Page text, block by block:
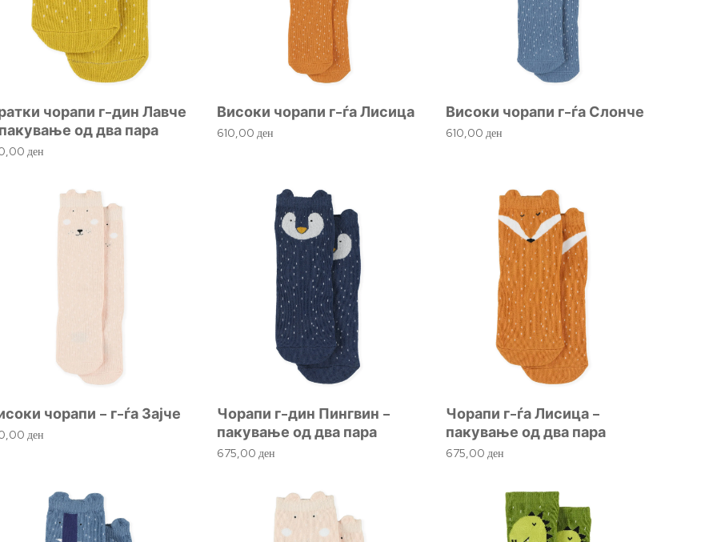
чорапи г-дин Лавче
од два пара
ден
Високи чорапи г-ѓа Лисица
610,00 ден
Високи чорапи г-ѓа Слонче
610,00ден
чорапи – г-ѓа Зајче
ден
Чорапи г-дин Пингвин –
пакување од два пара
675,00 ден
Чорапи г-ѓа Лисица –
пакување од два пара
675,00ден